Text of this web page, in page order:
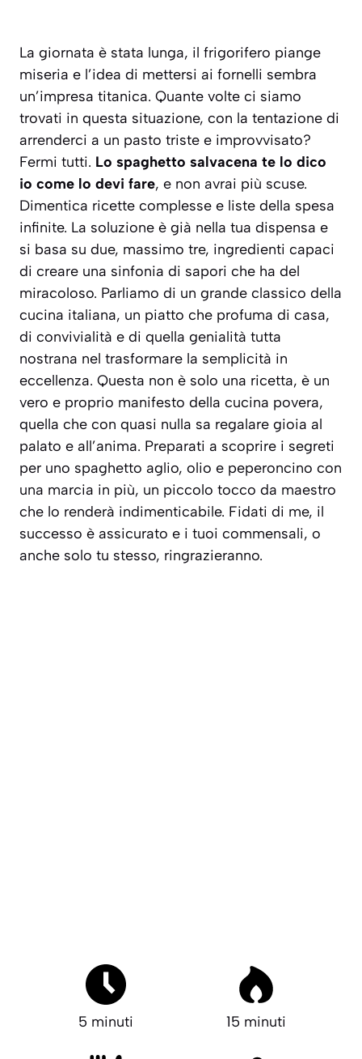
La giornata è stata lunga, il frigorifero piange
miseria e l’idea di mettersi ai fornelli sembra
un’impresa titanica. Quante volte ci siamo
trovati in questa situazione, con la tentazione di
arrenderci a un pasto triste e improvvisato?
Fermi tutti. Lo spaghetto salvacena te lo dico
io come lo devi fare, e non avrai più scuse.
Dimentica ricette complesse e liste della spesa
infinite. La soluzione è già nella tua dispensa e
si basa su due, massimo tre, ingredienti capaci
di creare una sinfonia di sapori che ha del
miracoloso. Parliamo di un grande classico della
cucina italiana, un piatto che profuma di casa,
di convivialità e di quella genialità tutta
nostrana nel trasformare la semplicità in
eccellenza. Questa non è solo una ricetta, è un
vero e proprio manifesto della cucina povera,
quella che con quasi nulla sa regalare gioia al
palato e all’anima. Preparati a scoprire i segreti
per uno spaghetto aglio, olio e peperoncino con
una marcia in più, un piccolo tocco da maestro
che lo renderà indimenticabile. Fidati di me, il
successo è assicurato e i tuoi commensali, o
anche solo tu stesso, ringrazieranno.
5 minuti 15 minuti